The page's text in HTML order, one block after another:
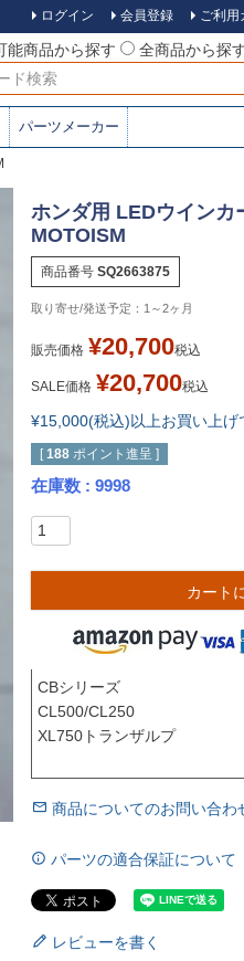
ログイン 会員登録 ご利用
能商品から探す
全商品から探
パーツメーカー
ホンダ用 LEDウインカ
MOTOISM
商品番号 SQ2663875
1～2ヶ月
販売価格 ¥20,700税込
SALE価格 ¥20,700税込
¥15,000(税込)以上お買い上げ
[ 188 ポイント進呈 ]
在庫数 9998
カート
CBシリーズ
CL500/CL250
XL750トランザルプ
商品についてのお問い合わ
パーツの適合保証について
レビューを書く